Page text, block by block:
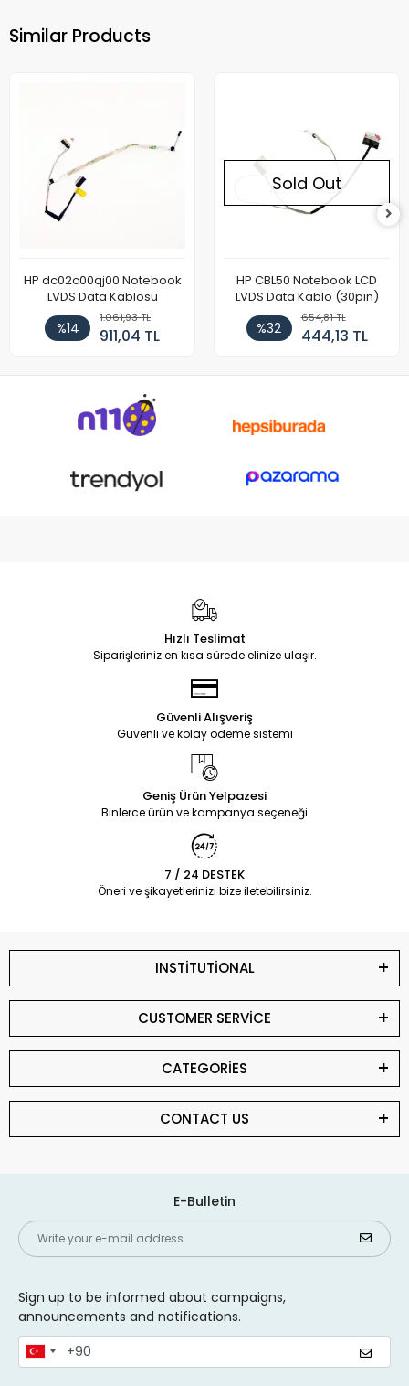
Similar Products
HP dc02c00qj00 Notebook
LVDS Data Kablosu
%14
1.061,93 TL
911,04 TL
Sold Out
HP CBL50 Notebook LCD
LVDS Data Kablo (30pin)
%32
654,81 TL
444,13 TL
Hızlı Teslimat
Siparişleriniz en kısa sürede elinize ulaşır.
Güvenli Alışveriş
Güvenli ve kolay ödeme sistemi
Geniş Ürün Yelpazesi
Binlerce ürün ve kampanya seçeneği
7 / 24 DESTEK
Öneri ve şikayetlerinizi bize iletebilirsiniz.
INSTİTUTİONAL
CUSTOMER SERVİCE
CATEGORİES
CONTACT US
E-Bulletin
Sign up to be informed about campaigns,
announcements and notifications.